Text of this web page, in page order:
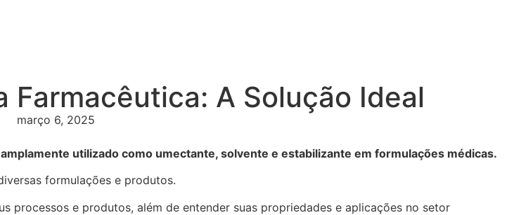
A Solução Ideal
março 6, 2025
utilizado como umectante, solvente e estabilizante em formulações médicas.
formulações e produtos.
processos e produtos, além de entender suas propriedades e aplicações no setor